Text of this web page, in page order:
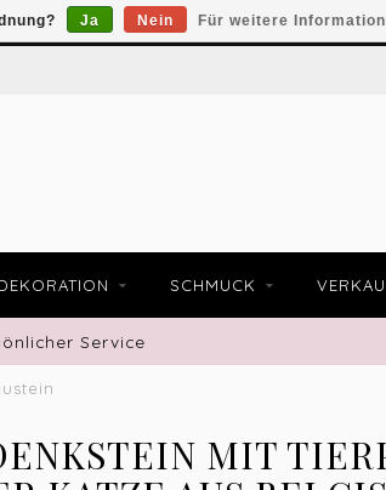
SCHMUCK
Service
MIT
Ja Nein Für weitere